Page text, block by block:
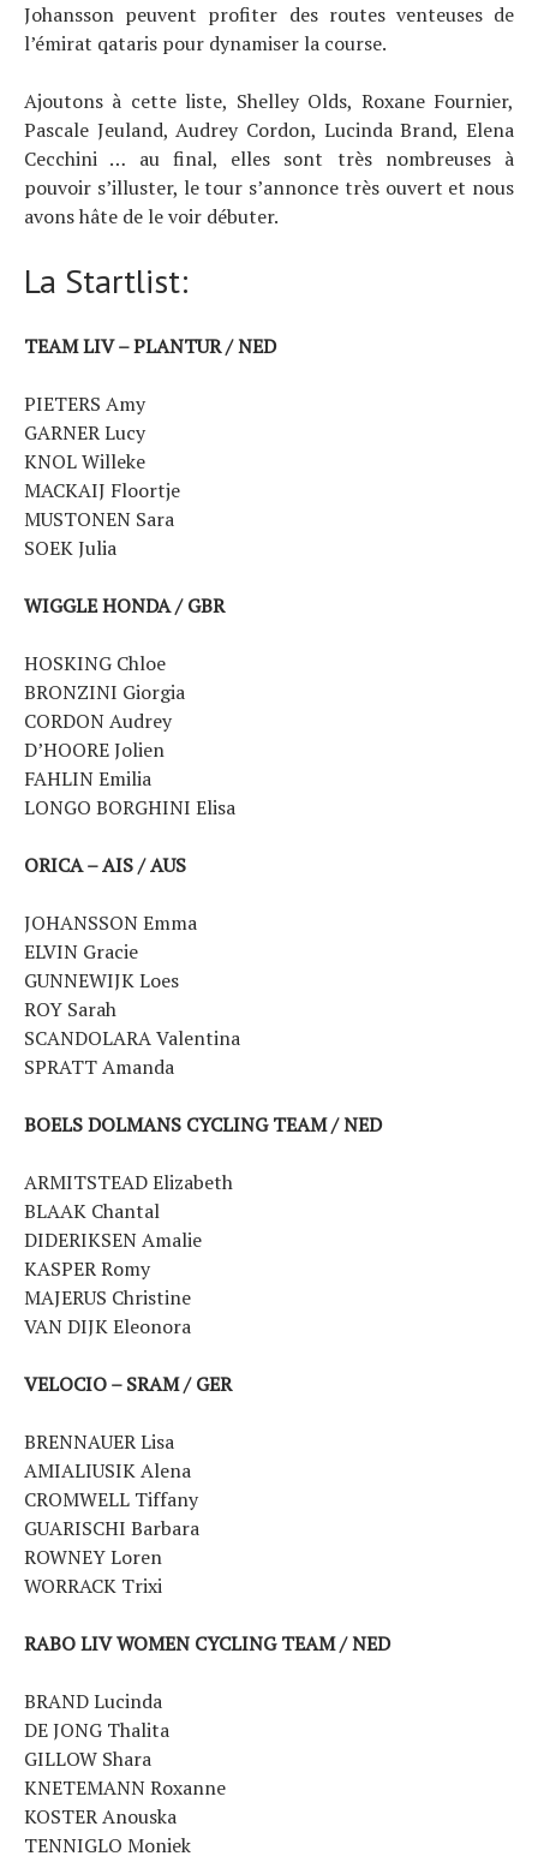
Johansson peuvent profiter des routes venteuses de
l’émirat qataris pour dynamiser la course.
Ajoutons à cette liste, Shelley Olds, Roxane Fournier,
Pascale Jeuland, Audrey Cordon, Lucinda Brand, Elena
Cecchini … au final, elles sont très nombreuses à
pouvoir s’illuster, le tour s’annonce très ouvert et nous
avons hâte de le voir débuter.
La Startlist:
TEAM LIV – PLANTUR / NED
PIETERS Amy
GARNER Lucy
KNOL Willeke
MACKAIJ Floortje
MUSTONEN Sara
SOEK Julia
WIGGLE HONDA / GBR
HOSKING Chloe
BRONZINI Giorgia
CORDON Audrey
D’HOORE Jolien
FAHLIN Emilia
LONGO BORGHINI Elisa
ORICA – AIS / AUS
JOHANSSON Emma
ELVIN Gracie
GUNNEWIJK Loes
ROY Sarah
SCANDOLARA Valentina
SPRATT Amanda
BOELS DOLMANS CYCLING TEAM / NED
ARMITSTEAD Elizabeth
BLAAK Chantal
DIDERIKSEN Amalie
KASPER Romy
MAJERUS Christine
VAN DIJK Eleonora
VELOCIO – SRAM / GER
BRENNAUER Lisa
AMIALIUSIK Alena
CROMWELL Tiffany
GUARISCHI Barbara
ROWNEY Loren
WORRACK Trixi
RABO LIV WOMEN CYCLING TEAM / NED
BRAND Lucinda
DE JONG Thalita
GILLOW Shara
KNETEMANN Roxanne
KOSTER Anouska
TENNIGLO Moniek